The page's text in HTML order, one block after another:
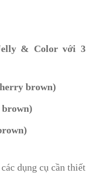
& Color với 3
brown)
brown)
dụng cụ cần thiết